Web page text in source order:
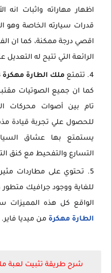
اظهار مهاراته واثبات
قدرات سيارته الخاصة وهو
اقصي درجة ممكنة، كما ان
الرائعة التي تتيح له التعديل
تتمتع ملك الطارة مهكرة 2023
كما ان جميع الصوتيات
تام بين أصوات محركات
للحصول علي تجربة قيادة
يستمتع بها عشاق
التسارع والتفحيط مع كنق
تحتوي على مطاردات
للغاية ووجود جرافيك
الواقع كل هذه المميزات
الطارة مهكرة من ميديا فاير.
شرح طريقة تثبيت لعبة